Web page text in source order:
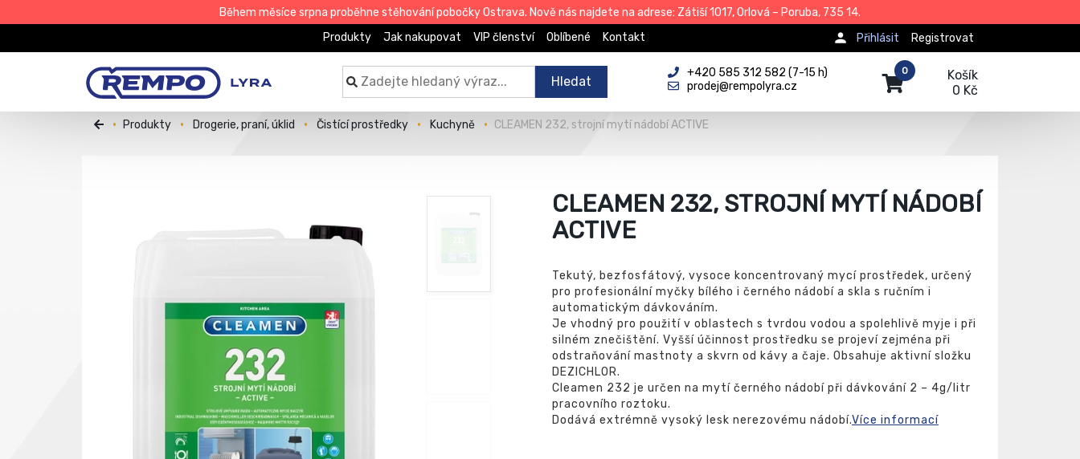
Během měsíce srpna proběhne stěhování pobočky Ostrava. Nově nás najdete na adrese: Zátiší 1017, Orlová – Poruba, 735 14.
Produkty
Jak nakupovat VIP členství Oblíbené Kontakt Registrovat
Přihlásit
Hledat
+420 585 312 582 (7-15 h)
prodej@rempolyra.cz
Košík
0 Kč
0
Produkty Drogerie, praní, úklid Čistící prostředky Kuchyně CLEAMEN 232, strojní mytí nádobí ACTIVE
CLEAMEN 232, STROJNÍ MYTÍ NÁDOBÍ
ACTIVE
Tekutý, bezfosfátový, vysoce koncentrovaný mycí prostředek, určený
pro profesionální myčky bílého i černého nádobí a skla s ručním i
automatickým dávkováním.
Je vhodný pro použití v oblastech s tvrdou vodou a spolehlivě myje i při
silném znečištění. Vyšší účinnost prostředku se projeví zejména při
odstraňování mastnoty a skvrn od kávy a čaje. Obsahuje aktivní složku
DEZICHLOR.
Cleamen 232 je určen na mytí černého nádobí při dávkování 2 – 4g/litr
pracovního roztoku.
Dodává extrémně vysoký lesk nerezovému nádobí.Více informací